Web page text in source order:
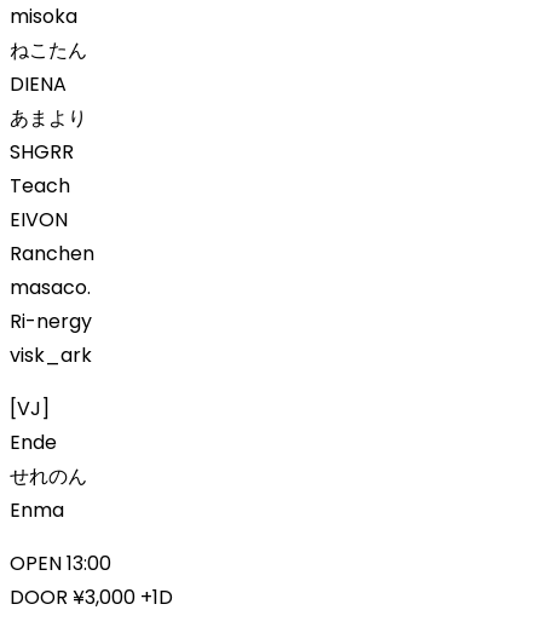
misoka
ねこたん
DIENA
あまより
SHGRR
Teach
EIVON
Ranchen
masaco.
Ri-nergy
visk_ark
[VJ]
Ende
せれのん
Enma
OPEN 13:00
DOOR ¥3,000 +1D